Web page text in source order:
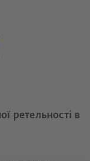
ретельності в